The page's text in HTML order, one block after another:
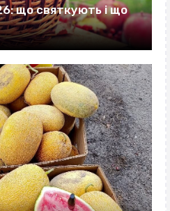
що святкують і що